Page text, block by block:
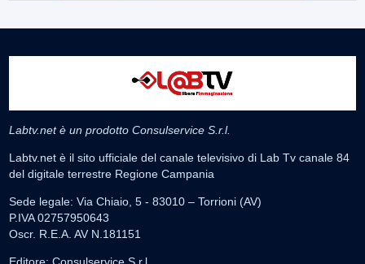
Labtv.net è un prodotto Consulservice S.r.l.
Labtv.net è il sito ufficiale del canale televisivo di Lab Tv canale 84
del digitale terrestre Regione Campania
Sede legale: Via Chiaio, 5 - 83010 – Torrioni (AV)
P.IVA 02757950643
Oscr. R.E.A. AV N.181151
Editore: Consulservice S.r.l.